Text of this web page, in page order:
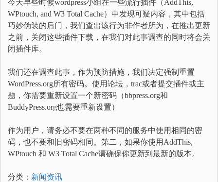
今天早些时候wordpress小组在一些流行插件（AddThis,
WPtouch, and W3 Total Cache）中发现可疑内容，其中包括
巧妙伪装的后门，我们查出该行为非作者所为，在推出更新
之前，关闭这些插件下载，在我们对此事调查的同时将会关
闭插件库。
我们还在调查此事，作为预防措施，我们决定强制重置
WordPress.org所有密码。使用论坛，trac或者提交插件或主
题，你需要重新设置一个新密码（bbpress.org和
BuddyPress.org也需要重新设置）
作为用户，请务必不要在两种不同的服务中使用相同的密
码，也不要和旧密码相同。第二，如果你使用AddThis,
WPtouch 和 W3 Total Cache请确保你更新到最新的版本。
分类： 新闻资讯